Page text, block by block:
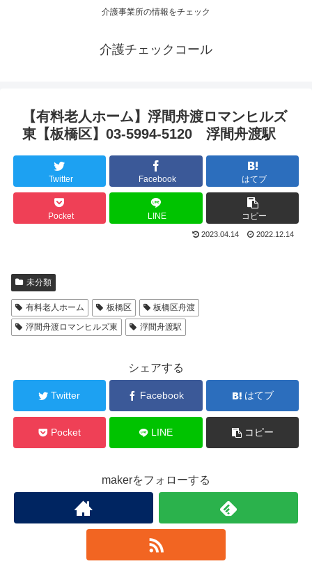
介護事業所の情報をチェック
介護チェックコール
【有料老人ホーム】浮間舟渡ロマンヒルズ
東【板橋区】03-5994-5120 浮間舟渡駅
Twitter Facebook はてブ
Pocket LINE コピー
2023.04.14 2022.12.14
未分類
有料老人ホーム 板橋区
板橋区舟渡
浮間舟渡ロマンヒルズ東
浮間舟渡駅
シェアする
Twitter Facebook はてブ
Pocket LINE コピー
makerをフォローする